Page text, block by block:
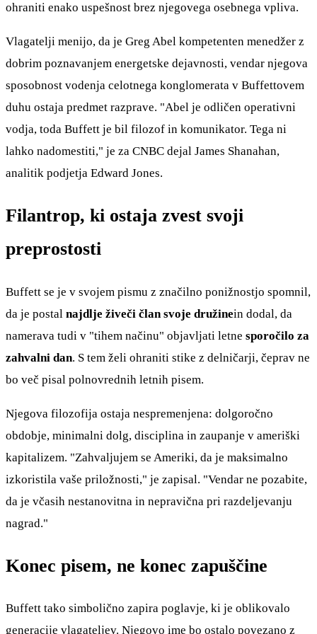
ohraniti enako uspešnost brez njegovega osebnega vpliva.
Vlagatelji menijo, da je Greg Abel kompetenten menedžer z
dobrim poznavanjem energetske dejavnosti, vendar njegova
sposobnost vodenja celotnega konglomerata v Buffettovem
duhu ostaja predmet razprave. "Abel je odličen operativni
vodja, toda Buffett je bil filozof in komunikator. Tega ni
lahko nadomestiti," je za CNBC dejal James Shanahan,
analitik podjetja Edward Jones.
Filantrop, ki ostaja zvest svoji
preprostosti
Buffett se je v svojem pismu z značilno ponižnostjo spomnil,
da je postal najdlje živeči član svoje družinein dodal, da
namerava tudi v "tihem načinu" objavljati letne sporočilo za
zahvalni dan. S tem želi ohraniti stike z delničarji, čeprav ne
bo več pisal polnovrednih letnih pisem.
Njegova filozofija ostaja nespremenjena: dolgoročno
obdobje, minimalni dolg, disciplina in zaupanje v ameriški
kapitalizem. "Zahvaljujem se Ameriki, da je maksimalno
izkoristila vaše priložnosti," je zapisal. "Vendar ne pozabite,
da je včasih nestanovitna in nepravična pri razdeljevanju
nagrad."
Konec pisem, ne konec zapuščine
Buffett tako simbolično zapira poglavje, ki je oblikovalo
generacije vlagateljev. Njegovo ime bo ostalo povezano z